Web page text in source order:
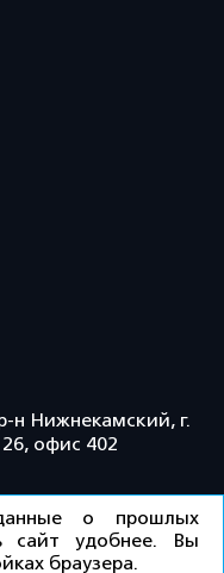
н Нижнекамский, г.
офис 402
о прошлых
сайт удобнее. Вы
браузера.